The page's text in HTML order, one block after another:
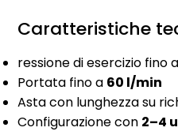
Caratteristiche
ressione di esercizio fino a
Portata fino a 60 l/min
Asta con lunghezza su
Configurazione con 2–4